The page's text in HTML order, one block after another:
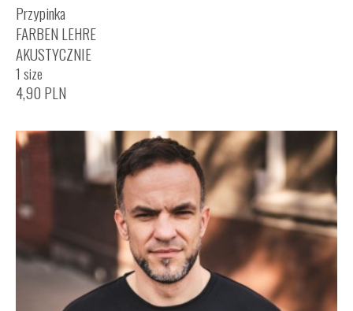
Przypinka
FARBEN LEHRE
AKUSTYCZNIE
1 size
4,90 PLN